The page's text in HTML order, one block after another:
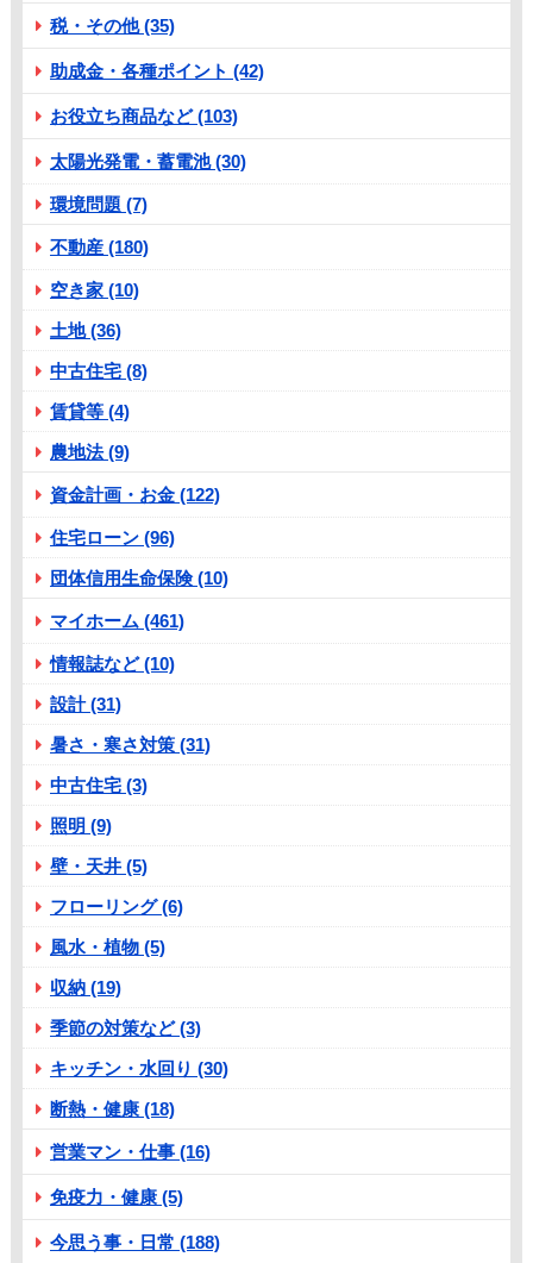
税・その他 (35)
助成金・各種ポイント (42)
お役立ち商品など (103)
太陽光発電・蓄電池 (30)
環境問題 (7)
不動産 (180)
空き家 (10)
土地 (36)
中古住宅 (8)
賃貸等 (4)
農地法 (9)
資金計画・お金 (122)
住宅ローン (96)
団体信用生命保険 (10)
マイホーム (461)
情報誌など (10)
設計 (31)
暑さ・寒さ対策 (31)
中古住宅 (3)
照明 (9)
壁・天井 (5)
フローリング (6)
風水・植物 (5)
収納 (19)
季節の対策など (3)
キッチン・水回り (30)
断熱・健康 (18)
営業マン・仕事 (16)
免疫力・健康 (5)
今思う事・日常 (188)